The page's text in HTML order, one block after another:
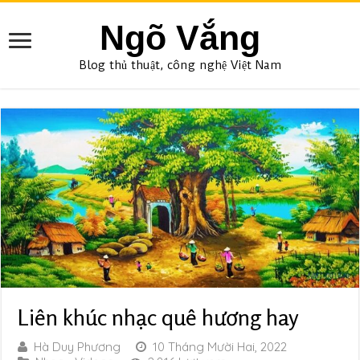
Ngõ Vắng
Blog thủ thuật, công nghệ Việt Nam
Liên khúc nhạc quê hương hay
Hà Duy Phương
10 Tháng Mười Hai, 2022